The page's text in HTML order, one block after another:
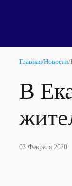
Главная/Новости/
В
03 Февраля 2020